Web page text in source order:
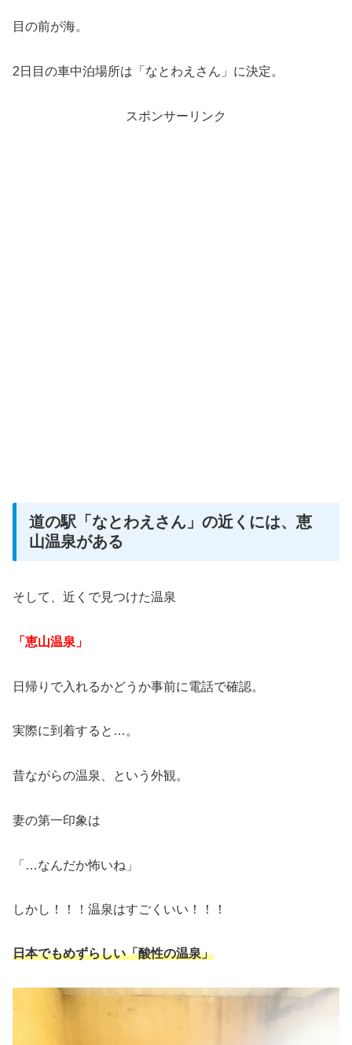
目の前が海。
2日目の車中泊場所は「なとわえさん」に決定。
スポンサーリンク
道の駅「なとわえさん」の近くには、恵
山温泉がある
そして、近くで見つけた温泉
「恵山温泉」
日帰りで入れるかどうか事前に電話で確認。
実際に到着すると…。
昔ながらの温泉、という外観。
妻の第一印象は
「…なんだか怖いね」
しかし！！！温泉はすごくいい！！！
日本でもめずらしい「酸性の温泉」